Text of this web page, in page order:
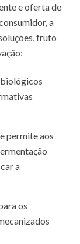
e oferta de
a
fruto
permite aos
a
os